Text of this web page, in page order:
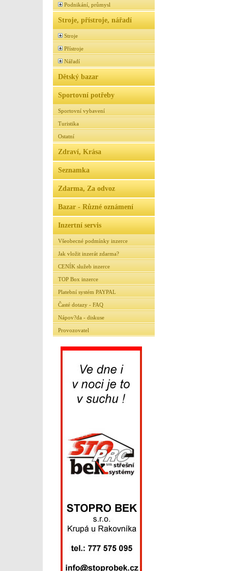
Podnikání, průmysl
Stroje, přístroje, nářadí
Stroje
Přístroje
Nářadí
Dětský bazar
Sportovní potřeby
Sportovní vybavení
Turistika
Ostatní
Zdraví, Krása
Seznamka
Zdarma, Za odvoz
Bazar - Různé oznámení
Inzertní servis
Všeobecné podmínky inzerce
Jak vložit inzerát zdarma?
CENÍK služeb inzerce
TOP Box inzerce
Platební systém PAYPAL
Časté dotazy - FAQ
Nápov?da - diskuse
Provozovatel